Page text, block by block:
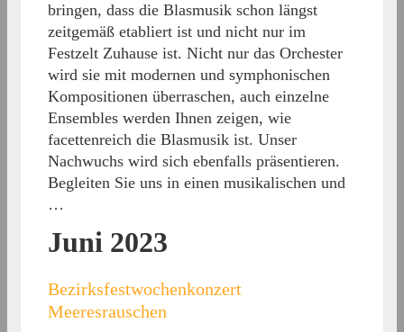
bringen, dass die Blasmusik schon längst
zeitgemäß etabliert ist und nicht nur im
Festzelt Zuhause ist. Nicht nur das Orchester
wird sie mit modernen und symphonischen
Kompositionen überraschen, auch einzelne
Ensembles werden Ihnen zeigen, wie
facettenreich die Blasmusik ist. Unser
Nachwuchs wird sich ebenfalls präsentieren.
Begleiten Sie uns in einen musikalischen und
…
Juni 2023
Bezirksfestwochenkonzert
Meeresrauschen